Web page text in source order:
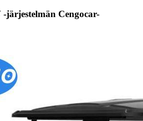
järjestelmän Cengocar-